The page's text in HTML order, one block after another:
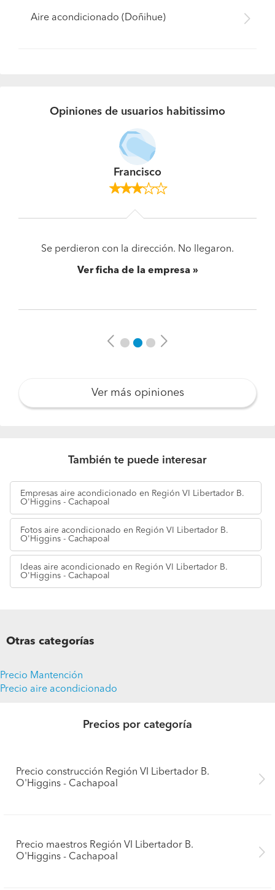
Aire acondicionado (Doñihue)
Opiniones de usuarios habitissimo
Francisco
Se perdieron con la dirección. No llegaron.
Ver ficha de la empresa
Previous Next
Ver más opiniones
También te puede interesar
Empresas aire acondicionado en Región VI Libertador B.
O'Higgins - Cachapoal
Fotos aire acondicionado en Región VI Libertador B.
O'Higgins - Cachapoal
Ideas aire acondicionado en Región VI Libertador B.
O'Higgins - Cachapoal
Otras categorías
Precio Mantención
Precio aire acondicionado
Precios por categoría
Precio construcción Región VI Libertador B.
O'Higgins - Cachapoal
Precio maestros Región VI Libertador B.
O'Higgins - Cachapoal